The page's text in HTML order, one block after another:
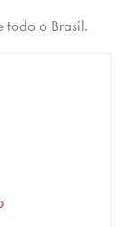
todo o Brasil.